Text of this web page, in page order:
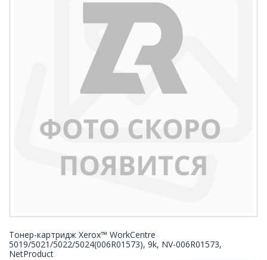
Тонер-картридж Xerox™ WorkCentre
5019/5021/5022/5024(006R01573), 9k, NV-006R01573,
NetProduct